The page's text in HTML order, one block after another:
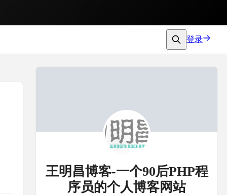
登录
王明昌博客-一个90后PHP程
序员的个人博客网站